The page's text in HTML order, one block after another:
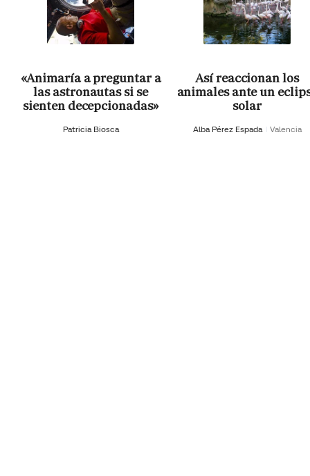
«Animaría a preguntar a
las astronautas si se
sienten decepcionadas»
Patricia Biosca
Así reaccionan los
animales ante un
solar
Alba Pérez Espada Valencia